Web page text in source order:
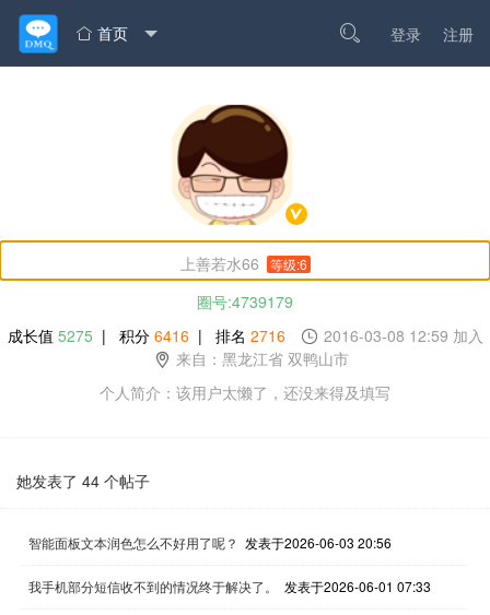
 首页  登录 注册
上善若水66 等级:6
圈号:4739179
成长值 5275 | 积分 6416| 排名 2716
2016-03-08 12:59 加入
来自：黑龙江省 双鸭山市
个人简介：该用户太懒了，还没来得及填写
她发表了 44 个帖子
智能面板文本润色怎么不好用了呢？ 发表于2026-06-03 20:56
我手机部分短信收不到的情况终于解决了。 发表于2026-06-01 07:33